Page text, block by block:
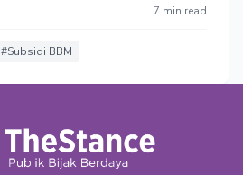
7 min read
#Subsidi BBM